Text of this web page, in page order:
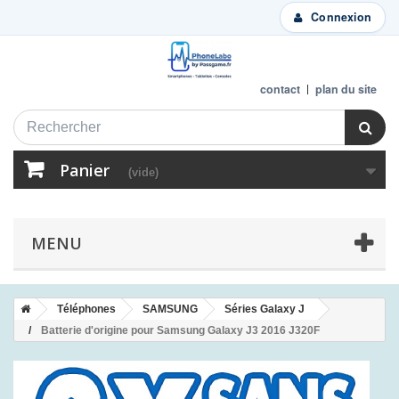
Connexion
contact plan du site
Panier (vide)
MENU
Téléphones SAMSUNG
Séries Galaxy J
Batterie d'origine pour Samsung Galaxy J3 2016 J320F